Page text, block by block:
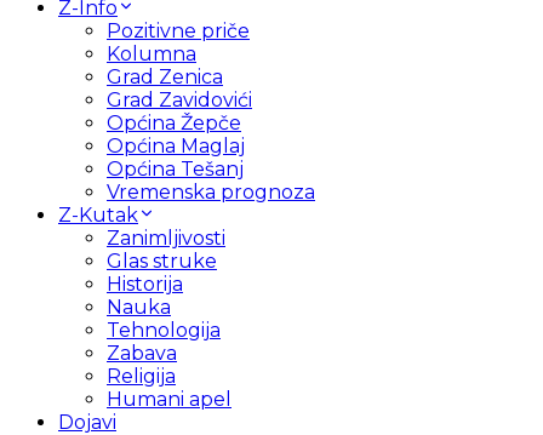
Z-Info
Pozitivne priče
Kolumna
Grad Zenica
Grad Zavidovići
Općina Žepče
Općina Maglaj
Općina Tešanj
Vremenska prognoza
Z-Kutak
Zanimljivosti
Glas struke
Historija
Nauka
Tehnologija
Zabava
Religija
Humani apel
Dojavi